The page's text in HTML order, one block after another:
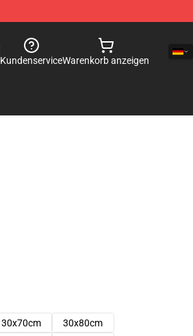
KundenserviceWarenkorb anzeigen
30x70cm
30x80cm